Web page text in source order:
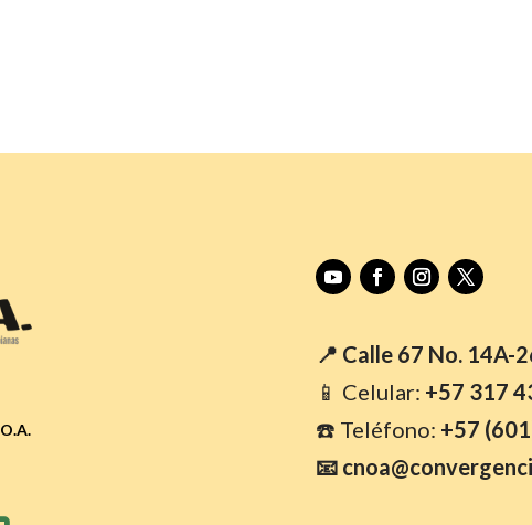
📍 Calle 67 No. 14A-
📱 Celular: +57 317
☎️ Teléfono: +57
📧